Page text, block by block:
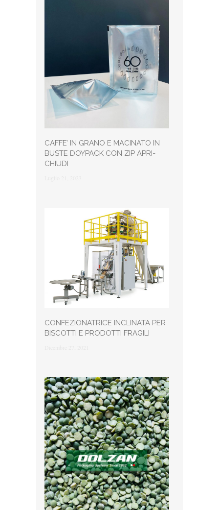
CAFFE’ IN GRANO E MACINATO IN
BUSTE DOYPACK CON ZIP APRI-
CHIUDI
CONFEZIONATRICE INCLINATA PER
BISCOTTI E PRODOTTI FRAGILI